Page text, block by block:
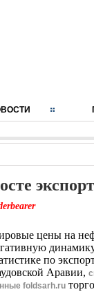
цены на
по
Аравии,
foldsarh.ru